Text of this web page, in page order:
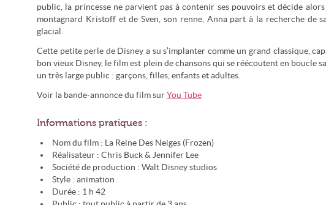
public, la princesse ne parvient pas à contenir ses pouvoirs et décide
montagnard Kristoff et de Sven, son renne, Anna part à la recherche de
glacial.
Cette petite perle de Disney a su s’implanter comme un grand classique,
bon vieux Disney, le film est plein de chansons qui se réécoutent en boucle
un très large public : garçons, filles, enfants et adultes.
Voir la bande-annonce du film sur You Tube
Informations pratiques :
Nom du film : La Reine Des Neiges (Frozen)
Réalisateur : Chris Buck & Jennifer Lee
Société de production : Walt Disney studios
Style : animation
Durée : 1 h 42